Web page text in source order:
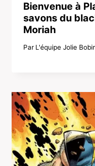
Bienvenue à
savons du
Moriah
Par L'équipe Jolie